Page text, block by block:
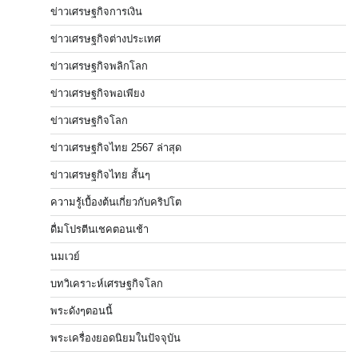
ข่าวเศรษฐกิจการเงิน
ข่าวเศรษฐกิจต่างประเทศ
ข่าวเศรษฐกิจพลิกโลก
ข่าวเศรษฐกิจพอเพียง
ข่าวเศรษฐกิจโลก
ข่าวเศรษฐกิจไทย 2567 ล่าสุด
ข่าวเศรษฐกิจไทย สั้นๆ
ความรู้เบื้องต้นเกี่ยวกับคริปโต
ดื่มโปรตีนเชคตอนเช้า
นมเวย์
บทวิเคราะห์เศรษฐกิจโลก
พระดังๆตอนนี้
พระเครื่องยอดนิยมในปัจจุบัน